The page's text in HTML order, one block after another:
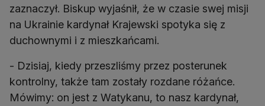
zaznaczył. Biskup wyjaśnił, że w czasie swej misji
na Ukrainie kardynał Krajewski spotyka się z
duchownymi i z mieszkańcami.
- Dzisiaj, kiedy przeszliśmy przez posterunek
kontrolny, także tam zostały rozdane różańce.
Mówimy: on jest z Watykanu, to nasz kardynał,